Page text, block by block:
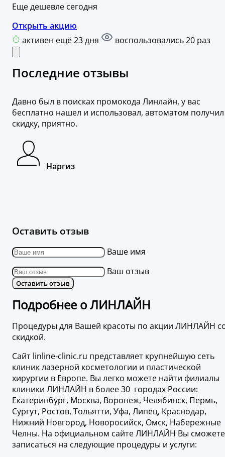
Еще дешевле сегодня
Открыть акцию
активен ещё 23 дня
воспользовались 20 раз
Последние отзывы
Давно был в поисках промокода Линлайн, у вас
бесплатно нашел и использовал, автоматом получил
скидку, приятно.
Наргиз
Оставить отзыв
Ваше имя
Ваш отзыв
Оставить отзыв
Подробнее о ЛИНЛАЙН
Процедуры для Вашей красоты по акции ЛИНЛАЙН
скидкой.
Сайт linline-clinic.ru представляет крупнейшую сеть
клиник лазерной косметологии и пластической
хирургии в Европе. Вы легко можете найти филиалы
клиники ЛИНЛАЙН в более 30 городах России:
Екатеринбург, Москва, Воронеж, Челябинск, Пермь,
Сургут, Ростов, Тольятти, Уфа, Липец, Краснодар,
Нижний Новгород, Новоросийск, Омск, Набережные
Челны. На официальном сайте ЛИНЛАЙН Вы сможете
записаться на следующие процедуры и услуги: